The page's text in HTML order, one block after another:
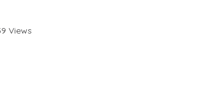
Views